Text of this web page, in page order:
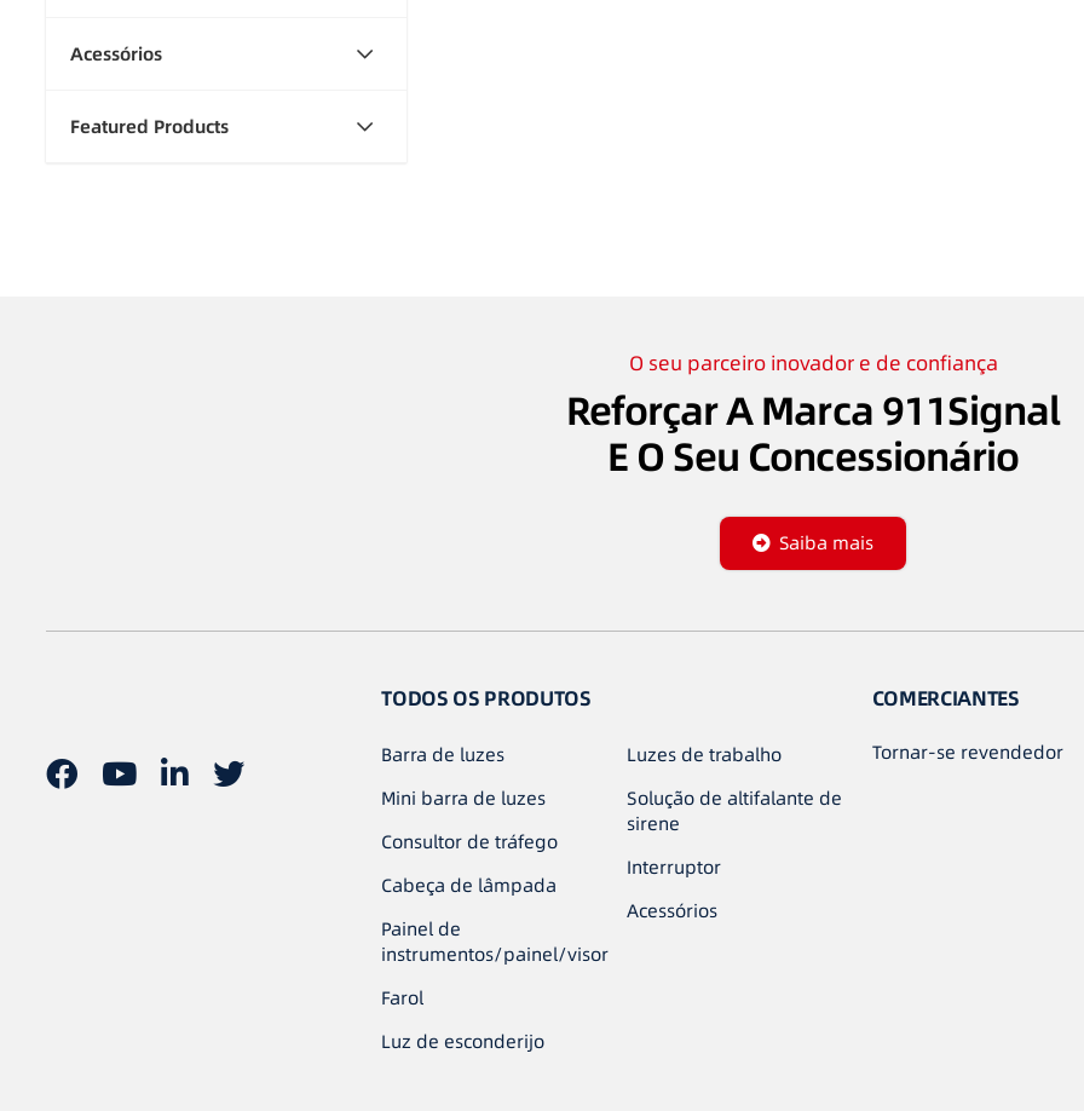
Acessórios
Featured Products
O seu parceiro inovador e de confiança
Reforçar A Marca 911Signal
E O Seu Concessionário
Saiba mais
TODOS OS PRODUTOS
Barra de luzes
Mini barra de luzes
Consultor de tráfego
Cabeça de lâmpada
Painel de
instrumentos/painel/visor
Farol
Luz de esconderijo
Luzes de trabalho
Solução de altifalante de
sirene
Interruptor
Acessórios
COMERCIANTES
Tornar-se revendedor